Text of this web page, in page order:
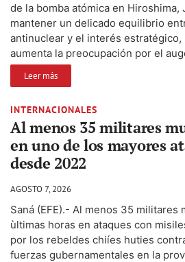
de la bomba atómica en
mantener un delicado equilibrio
antinuclear y el interés estratégico,
aumenta la preocupación por el
Leer más
INTERNACIONALES
Al menos 35 militares
en uno de los mayores
desde 2022
AGOSTO 7, 2026
Saná (EFE).- Al menos 35 militares
ùltimas horas en ataques con
por los rebeldes chiíes huties
fuerzas gubernamentales en la